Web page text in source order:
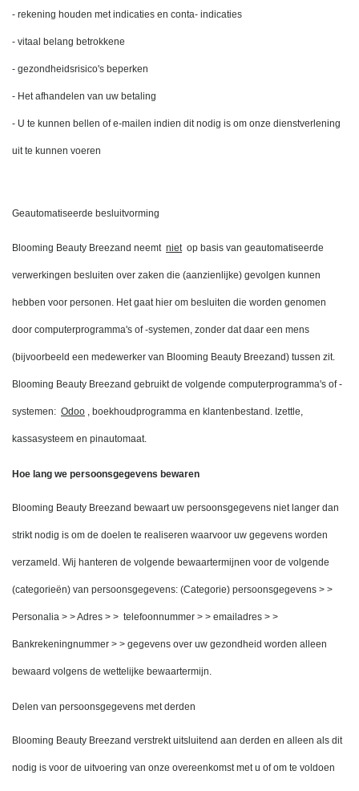
- rekening houden met indicaties en conta- indicaties
- vitaal belang betrokkene
- gezondheidsrisico's beperken
- Het afhandelen van uw betaling
- U te kunnen bellen of e-mailen indien dit nodig is om onze dienstverlening
uit te kunnen voeren
Geautomatiseerde besluitvorming
Blooming Beauty Breezand neemt niet op basis van geautomatiseerde
verwerkingen besluiten over zaken die (aanzienlijke) gevolgen kunnen
hebben voor personen. Het gaat hier om besluiten die worden genomen
door computerprogramma's of -systemen, zonder dat daar een mens
(bijvoorbeeld een medewerker van Blooming Beauty Breezand) tussen zit.
Blooming Beauty Breezand gebruikt de volgende computerprogramma's of -
systemen: Odoo , boekhoudprogramma en klantenbestand. Izettle,
kassasysteem en pinautomaat.
Hoe lang we persoonsgegevens bewaren
Blooming Beauty Breezand bewaart uw persoonsgegevens niet langer dan
strikt nodig is om de doelen te realiseren waarvoor uw gegevens worden
verzameld. Wij hanteren de volgende bewaartermijnen voor de volgende
(categorieën) van persoonsgegevens: (Categorie) persoonsgegevens > >
Personalia > > Adres > >  telefoonnummer > > emailadres > >
Bankrekeningnummer > > gegevens over uw gezondheid worden alleen
bewaard volgens de wettelijke bewaartermijn.
Delen van persoonsgegevens met derden
Blooming Beauty Breezand verstrekt uitsluitend aan derden en alleen als dit
nodig is voor de uitvoering van onze overeenkomst met u of om te voldoen